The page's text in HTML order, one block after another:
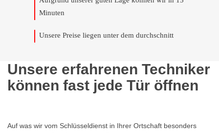
Minuten
Unsere Preise liegen unter dem durchschnitt
Unsere erfahrenen Techniker
können fast jede Tür öffnen
Auf was wir vom Schlüsseldienst in Ihrer Ortschaft besonders